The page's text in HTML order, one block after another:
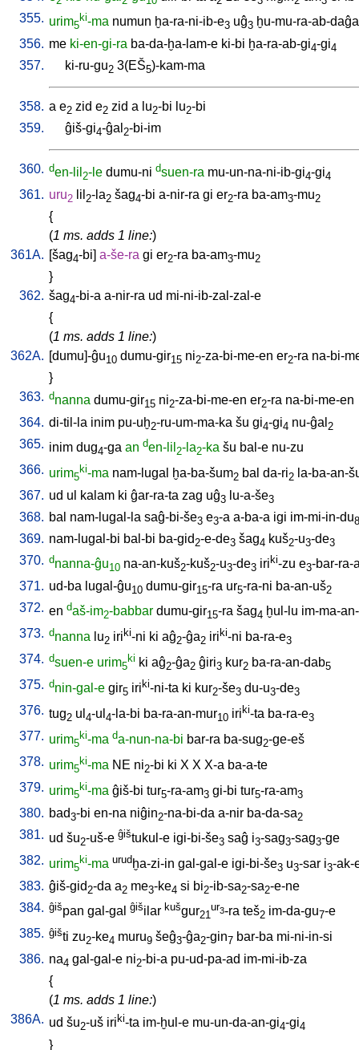
355. urim5
ki-ma numun ḫa-ra-ni-ib-e3 uĝ3 ḫu-mu-ra-ab-
356. me ki-en-gi-ra ba-da-ḫa-lam-e ki-bi ḫa-ra-ab-gi4-gi4
357. ki-ru-gu2 3(EŠ5)-kam-ma
358. a e2 zid e2 zid a lu2-bi lu2-bi
359.
ĝiš-gi4-ĝal 2-bi-im
360. den-lil 2-le dumu-ni dsuen-ra mu-un-na-ni-ib-gi4-gi4
361. uru2 lil 2-la2 šag4-bi a-nir-ra gi er2-ra ba-am3-mu2
{
(1 ms. adds 1 line:)
361A. [šag4-bi] a-še-ra gi er2-ra ba-am3-mu2
}
362. šag4-bi-a a-nir-ra ud mi-ni-ib-zal-zal-e
{
(1 ms. adds 1 line:)
362A. [dumu]-ĝu10 dumu-gir15 ni2-za-bi-me-en er2-ra na-bi-
}
363. dnanna dumu-gir15 ni2-za-bi-me-en er2-ra na-bi-me-en
364. di-til-la inim pu-uḫ2-ru-um-ma-ka šu gi4-gi4 nu-ĝal 2
365. inim dug4-ga an den-lil 2-la2-ka šu bal-e nu-zu
366. urim5
ki-ma nam-lugal ḫa-ba-šum2 bal da-ri2 la-ba-an-
367. ud ul kalam ki ĝar-ra-ta zag uĝ3 lu-a-še3
368. bal nam-lugal-la saĝ-bi-še3 e3-a a-ba-a igi im-mi-in-du8
369. nam-lugal-bi bal-bi ba-gid 2-e-de3 šag4 kuš2-u3-de3
370. dnanna-ĝu10 na-an-kuš2-kuš2-u3-de3 iriki-zu e3-bar-ra-
371. ud-ba lugal-ĝu10 dumu-gir15-ra ur5-ra-ni ba-an-uš2
372. en daš-im2-babbar dumu-gir15-ra šag4 ḫul-lu im-ma-
373. dnanna lu2 iriki-ni ki aĝ2-ĝa2 iriki-ni ba-ra-e3
374. dsuen-e urim5
ki ki aĝ2-ĝa2 ĝiri3 kur2 ba-ra-an-dab5
375. dnin-gal-e gir5 iriki-ni-ta ki kur2-še3 du-u3-de3
376. tug2 ul 4-ul 4-la-bi ba-ra-an-mur10 iriki-ta ba-ra-e3
377. urim5
ki-ma da-nun-na-bi bar-ra ba-sug2-ge-eš
378. urim5
ki-ma NE ni2-bi ki X X X-a ba-a-te
379. urim5
ki-ma ĝiš-bi tur5-ra-am3 gi-bi tur5-ra-am3
380. bad3-bi en-na niĝin2-na-bi-da a-nir ba-da-sa2
381. ud šu2-uš-e ĝištukul-e igi-bi-še3 saĝ i3-sag3-sag3-ge
382. urim5
ki-ma urudḫa-zi-in gal-gal-e igi-bi-še3 u3-sar i3-ak-
383. ĝiš-gid 2-da a2 me3-ke4 si bi2-ib-sa2-sa2-e-ne
384. ĝišpan gal-gal ĝišilar kušgur21
ur3-ra teš2 im-da-gu7-e
385. ĝišti zu2-ke4 muru9 šeĝ3-ĝa2-gin7 bar-ba mi-ni-in-si
386. na4 gal-gal-e ni2-bi-a pu-ud-pa-ad im-mi-ib-za
{
(1 ms. adds 1 line:)
386A. ud šu2-uš iriki-ta im-ḫul-e mu-un-da-an-gi4-gi4
}